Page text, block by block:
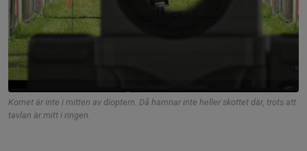
Kornet är inte i mitten av dioptern. Då hamnar inte heller skottet där, trots att
tavlan är mitt i ringen.